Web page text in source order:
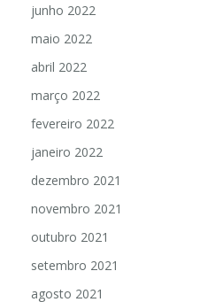
junho 2022
maio 2022
abril 2022
março 2022
fevereiro 2022
janeiro 2022
dezembro 2021
novembro 2021
outubro 2021
setembro 2021
agosto 2021